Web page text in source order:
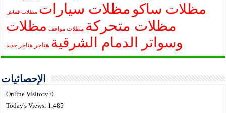
مظلات ساكو مظلات سيارات مظلات قماش
مظلات متحركة مظلات مواقف مظلات
وسواتر الدمام الشرقية هناجر هناجر حديد
الإحصائيات
Online Visitors:0
Today's Views: 1,485